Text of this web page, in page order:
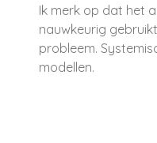
Ik merk op dat het
nauwkeurig
probleem.
modellen.